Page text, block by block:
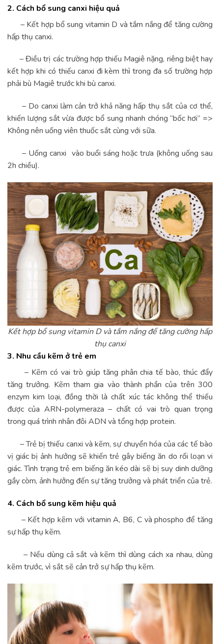
2. Cách bổ sung canxi hiệu quả
– ​Kết hợp bổ sung vitamin D và tắm nắng để tăng cường
hấp thụ canxi.
– Điều trị các trường hợp thiếu Magiê nặng, riêng biệt hay
kết hợp khi có thiếu canxi đi kèm thì trong đa số trường hợp
phải bù Magiê trước khi bù canxi.
– Do canxi làm cản trở khả năng hấp thụ sắt của cơ thể,
khiến lượng sắt vừa được bổ sung nhanh chóng “bốc hơi” =>
Không nên uống viên thuốc sắt cùng với sữa.
– Uống canxi vào buổi sáng hoặc trưa (không uống sau
2h chiều).
Kết hợp bổ sung vitamin D và tắm nắng để tăng cường hấp
thụ canxi
3. Nhu cầu kẽm ở trẻ em
– Kẽm có vai trò giúp tăng phân chia tế bào, thúc đẩy
tăng trưởng. Kẽm tham gia vào thành phần của trên 300
enzym kim loại, đồng thời là chất xúc tác không thể thiếu
được của ARN-polymeraza – chất có vai trò quan trọng
trong quá trình nhân đôi ADN và tổng hợp protein.
– Trẻ bị thiếu canxi và kẽm, sự chuyển hóa của các tế bào
vị giác bị ảnh hưởng sẽ khiến trẻ gây biếng ăn do rối loạn vi
giác. Tình trạng trẻ em biếng ăn kéo dài sẽ bị suy dinh dưỡng
gầy còm, ảnh hưởng đến sự tăng trưởng và phát triển của trẻ.
4. Cách bổ sung kẽm hiệu quả
– Kết hợp kẽm với vitamin A, B6, C và phospho để tăng
sự hấp thụ kẽm.
– Nếu dùng cả sắt và kẽm thì dùng cách xa nhau, dùng
kẽm trước, vì sắt sẽ cản trở sự hấp thụ kẽm.